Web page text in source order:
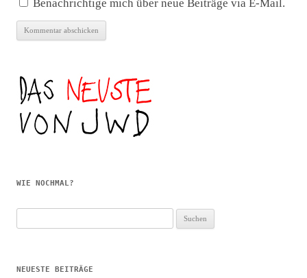
Benachrichtige mich über neue Beiträge via E-Mail.
WIE NOCHMAL?
nach:
NEUESTE BEITRÄGE